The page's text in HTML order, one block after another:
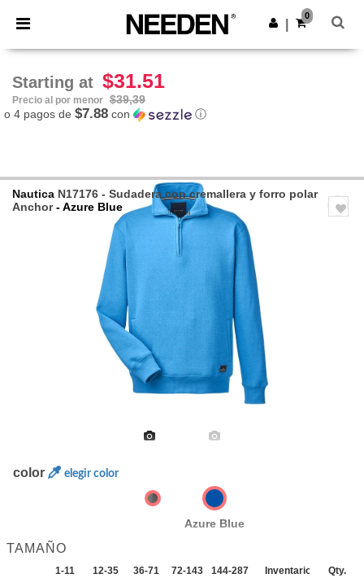
× App de Needen
¡Mejores precios en app!
Descargar app
0
Starting at $31.51
Precio al por menor $39,39
o 4 pagos de $7.88 con ⓘ
Nautica N17176 - Sudadera con cremallera y forro polar
Anchor- Azure Blue
color elegir color
Azure Blue
TAMAÑO
1-11 12-35 36-71 72-143 144-287 288 + Mas
Inventario Qty.